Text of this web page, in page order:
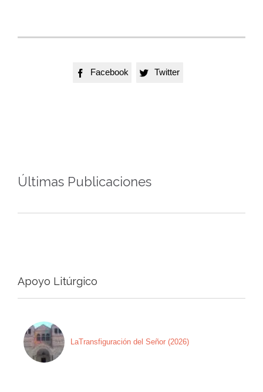
 Facebook  Twitter
Últimas Publicaciones
Apoyo Litúrgico
LaTransfiguración del Señor (2026)